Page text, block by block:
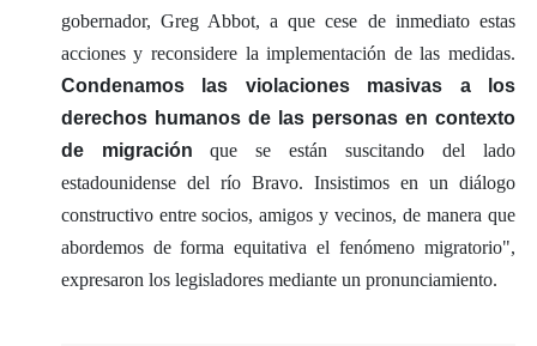
gobernador, Greg Abbot, a que cese de inmediato estas
acciones y reconsidere la implementación de las medidas.
Condenamos las violaciones masivas a los
derechos humanos de las personas en contexto
de migración que se están suscitando del lado
estadounidense del río Bravo. Insistimos en un diálogo
constructivo entre socios, amigos y vecinos, de manera que
abordemos de forma equitativa el fenómeno migratorio",
expresaron los legisladores mediante un pronunciamiento.